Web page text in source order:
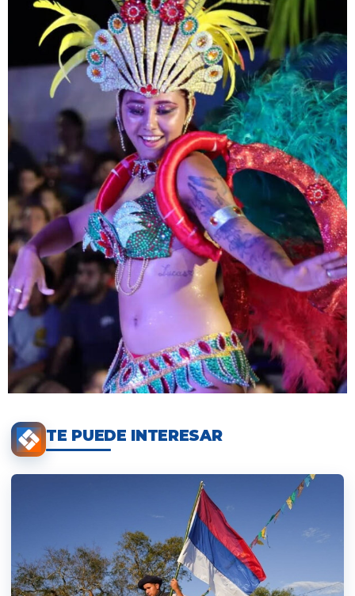
TE PUEDE INTERESAR